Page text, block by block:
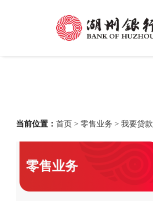
当前位置： 首页 > 零售业务 > 我要贷款
零售业务